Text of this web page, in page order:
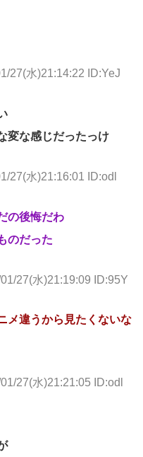
27(水)21:14:22 ID:YeJ
変な感じだったっけ
27(水)21:16:01 ID:odl
の後悔だわ
のだった
27(水)21:19:09 ID:95Y
メ違うから見たくないな
27(水)21:21:05 ID:odl